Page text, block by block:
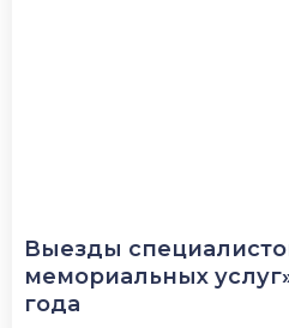
Выезды
мемориальных
года